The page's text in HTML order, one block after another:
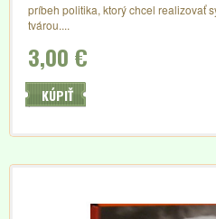
príbeh politika, ktorý chcel realizovať
tvárou....
3,00 €
KÚPIŤ